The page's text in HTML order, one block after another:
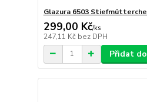
Glazura 6503
299,00 Kč/ks
247,11 Kč bez DPH
Přidat